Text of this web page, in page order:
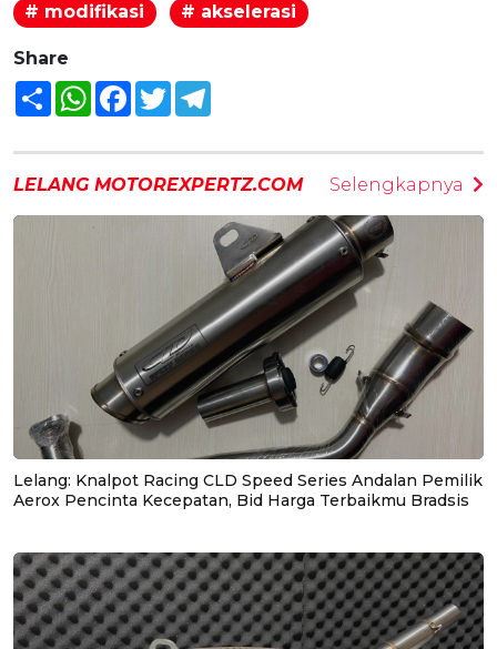
# modifikasi
# akselerasi
Share
Share WhatsAppFacebook
Twitter
LELANG MOTOREXPERTZ.COM Selengkapnya
Lelang: Knalpot Racing CLD Speed Series Andalan Pemilik
Aerox Pencinta Kecepatan, Bid Harga Terbaikmu Bradsis